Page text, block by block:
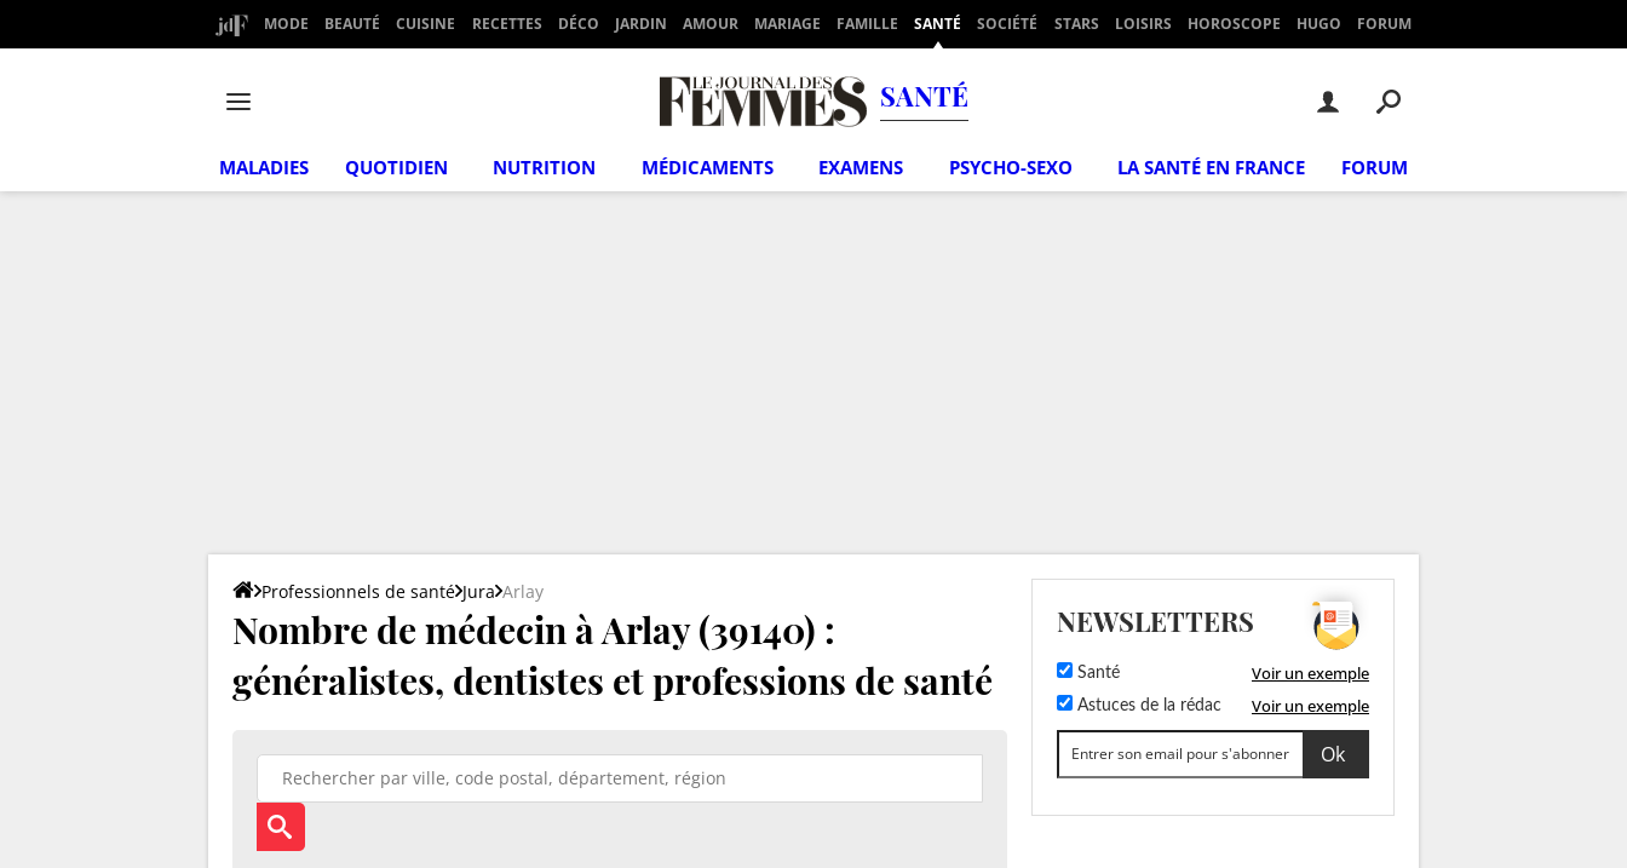
MODE BEAUTÉ CUISINE RECETTES DÉCO JARDIN AMOUR MARIAGE FAMILLE SANTÉ SOCIÉTÉ STARS LOISIRS HOROSCOPE HUGO FORUM
SANTÉ
MALADIES QUOTIDIEN NUTRITION MÉDICAMENTS EXAMENS PSYCHO-SEXO LA SANTÉ EN FRANCE FORUM
Professionnels de santé Jura Arlay
Nombre de médecin à Arlay (39140) :
généralistes, dentistes et professions de santé
NEWSLETTERS
Santé Voir un exemple
Astuces de la rédac Voir un exemple